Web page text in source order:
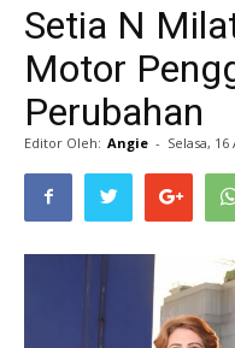
Setia N
Motor
Perubahan
Editor Oleh: Angie - Selasa, 16